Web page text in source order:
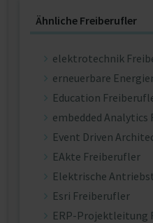
Ähnliche Freiberufler
elektrotechnik
erneuerbare
Education
embedded
Event Driven
EAkte Freiberufler
Elektrische
Esri Freiberufler
ERP-Projektleitung